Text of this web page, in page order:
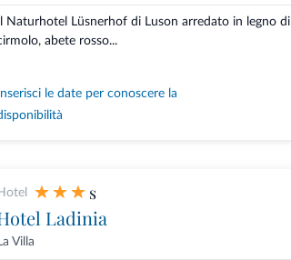
Il Naturhotel Lüsnerhof di Luson arredato in legno di
abete rosso...
Inserisci le date per conoscere la
Hotel s
Ladinia
Villa